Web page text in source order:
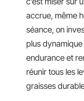
accrue, même
séance, on
plus
endurance et
réunir tous les
graisses